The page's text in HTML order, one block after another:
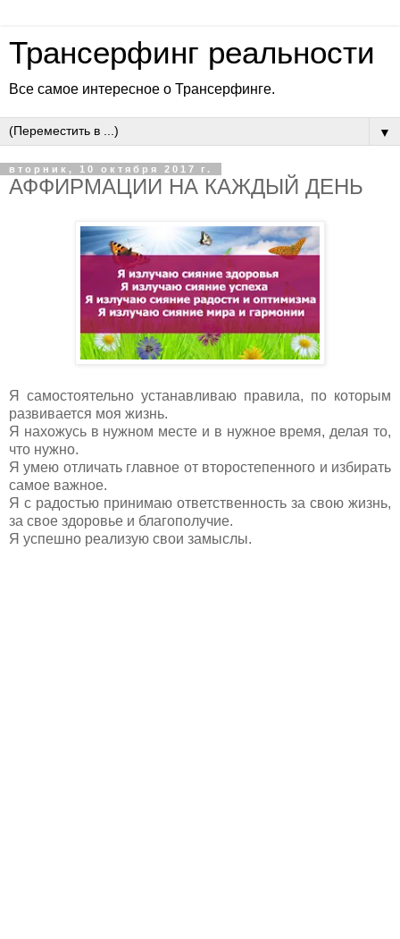
Трансерфинг реальности
Все самое интересное о Трансерфинге.
▼
вторник, 10 октября 2017 г.
АФФИРМАЦИИ НА КАЖДЫЙ ДЕНЬ
Я самостоятельно устанавливаю правила, по которым
развивается моя жизнь.
Я нахожусь в нужном месте и в нужное время, делая то,
что нужно.
Я умею отличать главное от второстепенного и избирать
самое важное.
Я с радостью принимаю ответственность за свою жизнь,
за свое здоровье и благополучие.
Я успешно реализую свои замыслы.